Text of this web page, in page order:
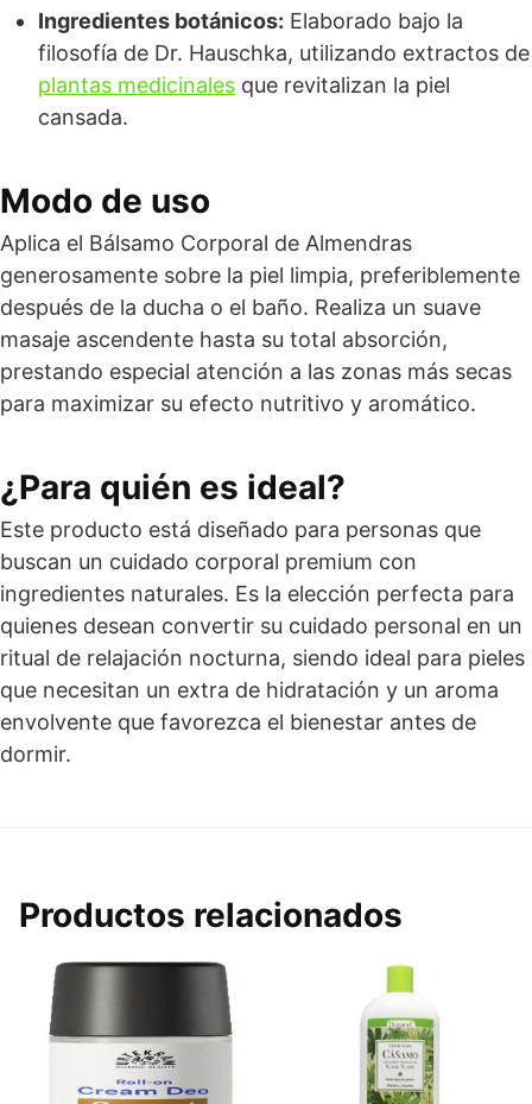
Ingredientes botánicos: Elaborado bajo la
filosofía de Dr. Hauschka, utilizando extractos de
plantas medicinales que revitalizan la piel
cansada.
Modo de uso
Aplica el Bálsamo Corporal de Almendras
generosamente sobre la piel limpia, preferiblemente
después de la ducha o el baño. Realiza un suave
masaje ascendente hasta su total absorción,
prestando especial atención a las zonas más secas
para maximizar su efecto nutritivo y aromático.
¿Para quién es ideal?
Este producto está diseñado para personas que
buscan un cuidado corporal premium con
ingredientes naturales. Es la elección perfecta para
quienes desean convertir su cuidado personal en un
ritual de relajación nocturna, siendo ideal para pieles
que necesitan un extra de hidratación y un aroma
envolvente que favorezca el bienestar antes de
dormir.
Productos relacionados